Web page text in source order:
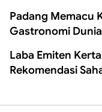
Padang Memacu
Gastronomi Dunia
Laba Emiten
Rekomendasi